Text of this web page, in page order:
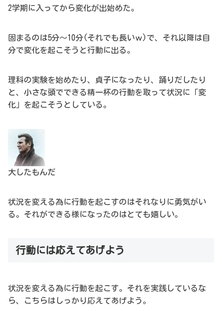
2学期に入ってから変化が出始めた。
固まるのは5分～10分(それでも長いｗ)で、それ以降は自
分で変化を起こそうと行動に出る。
理科の実験を始めたり、貞子になったり、踊りだしたり
と、小さな頭でできる精一杯の行動を取って状況に「変
化」を起こそうとしている。
大したもんだ
状況を変える為に行動を起こすのはそれなりに勇気がい
る。それができる様になったのはとても嬉しい。
行動には応えてあげよう
状況を変える為に行動を起こす。それを実践しているな
ら、こちらはしっかり応えてあげよう。